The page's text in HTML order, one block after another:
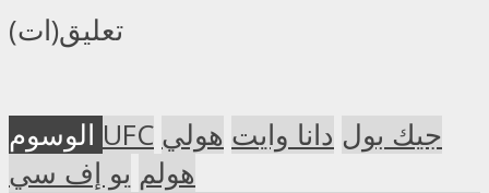
تعليق(ات)
UFC جيك بول دانا وايت هولي
هولم يو إف سي